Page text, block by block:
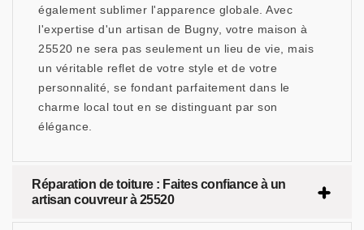
également sublimer l'apparence globale. Avec
l'expertise d'un artisan de Bugny, votre maison à
25520 ne sera pas seulement un lieu de vie, mais
un véritable reflet de votre style et de votre
personnalité, se fondant parfaitement dans le
charme local tout en se distinguant par son
élégance.
Réparation de toiture : Faites confiance à un
artisan couvreur à 25520